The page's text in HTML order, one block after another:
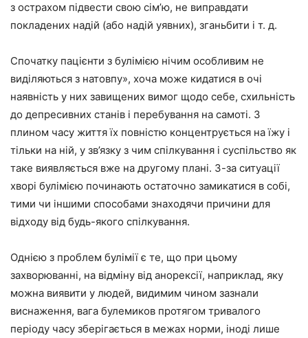
з острахом підвести свою сім’ю, не виправдати
покладених надій (або надій уявних), зганьбити і т. д.
Спочатку пацієнти з булімією нічим особливим не
виділяються з натовпу», хоча може кидатися в очі
наявність у них завищених вимог щодо себе, схильність
до депресивних станів і перебування на самоті. З
плином часу життя їх повністю концентрується на їжу і
тільки на ній, у зв’язку з чим спілкування і суспільство як
таке виявляється вже на другому плані. З-за ситуації
хворі булімією починають остаточно замикатися в собі,
тими чи іншими способами знаходячи причини для
відходу від будь-якого спілкування.
Однією з проблем булімії є те, що при цьому
захворюванні, на відміну від анорексії, наприклад, яку
можна виявити у людей, видимим чином зазнали
виснаження, вага булемиков протягом тривалого
періоду часу зберігається в межах норми, іноді лише